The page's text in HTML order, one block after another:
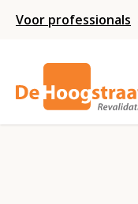
Skip
content
Voor professionals